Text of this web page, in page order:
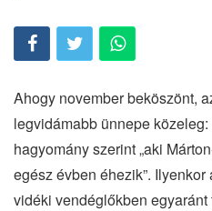
Ahogy november beköszönt,
legvidámabb ünnepe közeleg:
hagyomány szerint „aki
egész évben éhezik”.
vidéki vendéglőkben